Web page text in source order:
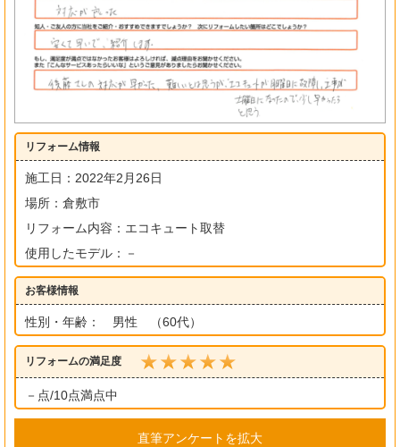
リフォーム情報
施工日：2022年2月26日
場所：倉敷市
リフォーム内容：エコキュート取替
使用したモデル：－
お客様情報
性別・年齢： 男性 （60代）
リフォームの満足度
－点/10点満点中
直筆アンケートを拡大